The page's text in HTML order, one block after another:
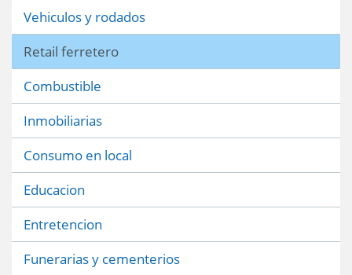
Vehiculos y rodados
Retail ferretero
Combustible
Inmobiliarias
Consumo en local
Educacion
Entretencion
Funerarias y cementerios